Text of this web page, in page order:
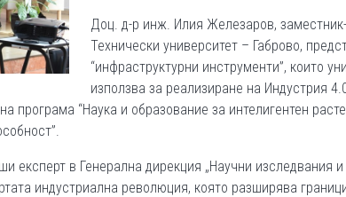
Доц. д-р инж. Илия Железаров,
Технически университет – Габрово,
“инфраструктурни инструменти”, които
използва за реализиране на Индустрия
програма “Наука и образование за интелигентен
в Генерална дирекция „Научни изследвания и
индустриална революция, която разширява